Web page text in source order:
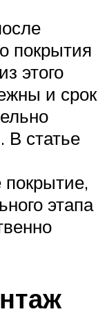
покрытия
этого
и срок
статье
покрытие,
этапа